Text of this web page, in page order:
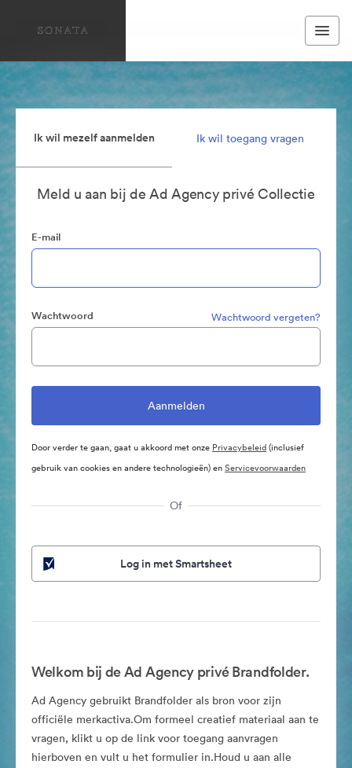
Ik wil mezelf aanmelden Ik wil toegang vragen
Meld u aan bij de Ad Agency privé Collectie
E-mail
Wachtwoord Wachtwoord vergeten?
Door verder te gaan, gaat u akkoord met onze Privacybeleid(inclusief
gebruik van cookies en andere technologieën) enServicevoorwaarden
Of
Log in met Smartsheet
Welkom bij de Ad Agency privé Brandfolder.
Ad Agency gebruikt Brandfolder als bron voor zijn
officiële merkactiva.Om formeel creatief materiaal aan te
vragen, klikt u op de link voor toegang aanvragen
hierboven en vult u het formulier in.Houd u aan alle